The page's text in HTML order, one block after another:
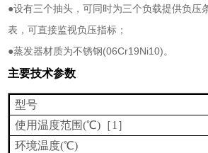
●设有三个抽头，可同时为三个负载提供负压
表，可直接监视负压指标；
●蒸发器材质为不锈钢(06Cr19Ni10)。
主要技术参数
型号
使用温度范围(℃) ［1 ］
环境温度(℃)